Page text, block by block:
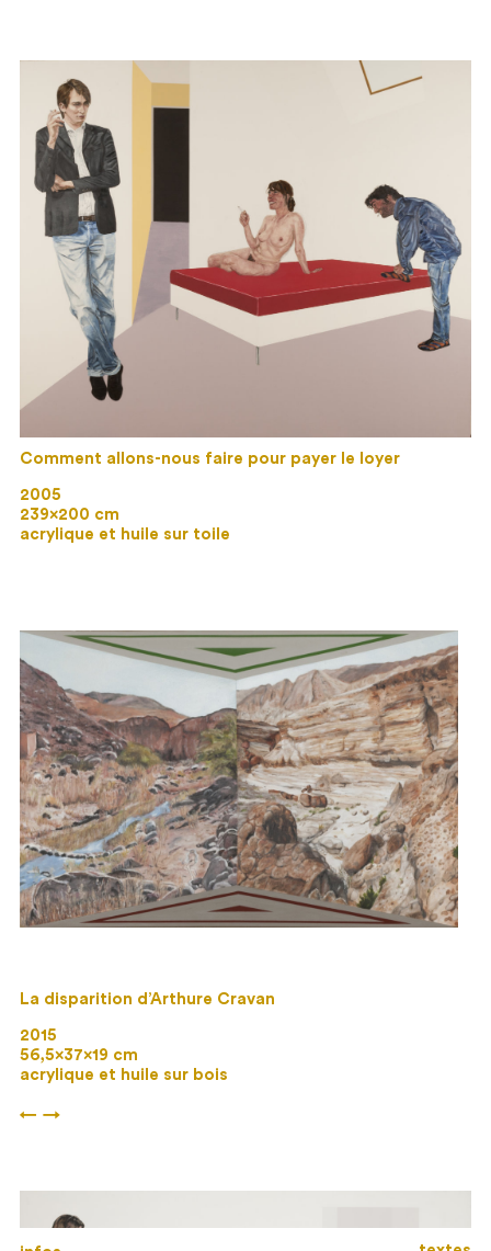
Comment allons-nous faire pour payer le loyer
2005
239×200 cm
acrylique et huile sur toile
La disparition d’Arthure Cravan
2015
56,5×37×19 cm
acrylique et huile sur bois
← →